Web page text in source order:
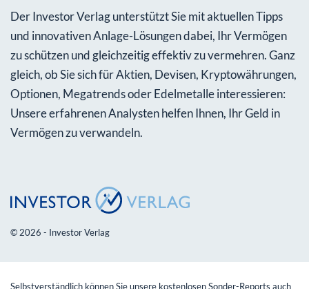
Der Investor Verlag unterstützt Sie mit aktuellen Tipps
und innovativen Anlage-Lösungen dabei, Ihr Vermögen
zu schützen und gleichzeitig effektiv zu vermehren. Ganz
gleich, ob Sie sich für Aktien, Devisen, Kryptowährungen,
Optionen, Megatrends oder Edelmetalle interessieren:
Unsere erfahrenen Analysten helfen Ihnen, Ihr Geld in
Vermögen zu verwandeln.
© 2026 - Investor Verlag
Selbstverständlich können Sie unsere kostenlosen Sonder-Reports auch